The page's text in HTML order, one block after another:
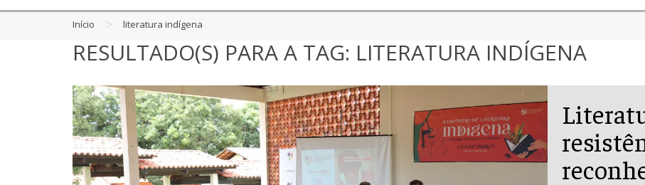
Início > literatura indígena
RESULTADO(S) PARA A TAG: LITERATURA INDÍGENA